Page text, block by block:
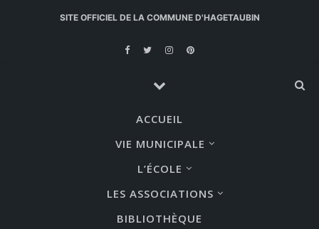
SITE OFFICIEL DE LA COMMUNE D'HAGETAUBIN
ACCUEIL
VIE MUNICIPALE
L’ÉCOLE
LES ASSOCIATIONS
BIBLIOTHÈQUE